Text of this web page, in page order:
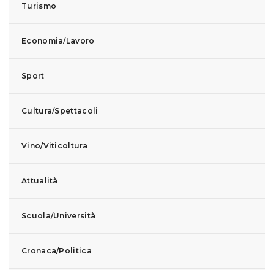
Turismo
Economia/Lavoro
Sport
Cultura/Spettacoli
Vino/Viticoltura
Attualità
Scuola/Università
Cronaca/Politica